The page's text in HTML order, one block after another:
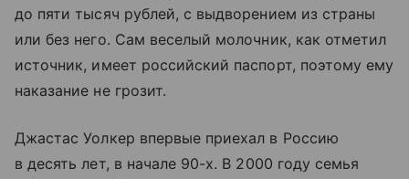
до пяти тысяч рублей, с выдворением из страны
или без него. Сам веселый молочник, как отметил
источник, имеет российский паспорт, поэтому ему
наказание не грозит.
Джастас Уолкер впервые приехал в Россию
в десять лет, в начале 90-х. В 2000 году семья